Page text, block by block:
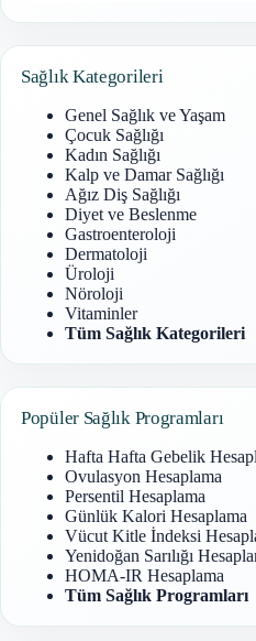
Sağlık Kategorileri
Genel Sağlık ve Yaşam
Çocuk Sağlığı
Kadın Sağlığı
Kalp ve Damar Sağlığı
Ağız Diş Sağlığı
Diyet ve Beslenme
Gastroenteroloji
Dermatoloji
Üroloji
Nöroloji
Vitaminler
Tüm Sağlık Kategorileri
Popüler Sağlık Programları
Hafta Hafta Gebelik
Ovulasyon Hesaplama
Persentil Hesaplama
Günlük Kalori Hesaplama
Vücut Kitle İndeksi
Yenidoğan Sarılığı
HOMA-IR Hesaplama
Tüm Sağlık Programları